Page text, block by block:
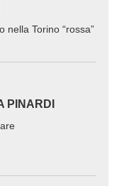
nella Torino “rossa”
PINARDI